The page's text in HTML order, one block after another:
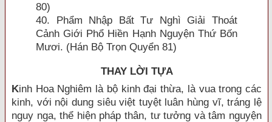
80)
40. Phẩm Nhập Bất Tư Nghì Giải Thoát
Cảnh Giới Phổ Hiền Hạnh Nguyện Thứ Bốn
Mươi. (Hán Bộ Trọn Quyển 81)
THAY LỜI TỰA
Kinh Hoa Nghiêm là bộ kinh đại thừa, là vua trong các
kinh, với nội dung siêu việt tuyệt luân hùng vĩ, tráng lệ
nguy nga, thể hiện pháp thân, tư tưởng và tâm nguyện